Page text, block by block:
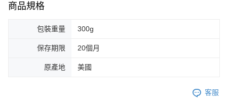
商品規格
包裝重量 300g
保存期限 20個月
原產地 美國
客服